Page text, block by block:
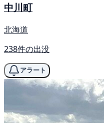
中川町
北海道
238件の出没
アラート